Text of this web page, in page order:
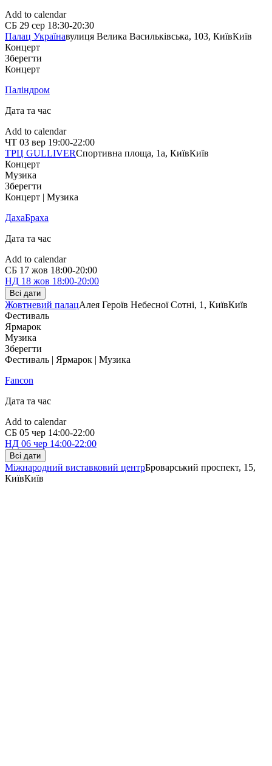
Add to calendar
СБ 29 сер 18:30-20:30
Палац Українавулиця Велика Васильківська, 103, КиївКиїв
Концерт
Зберегти
Концерт
Паліндром
Дата та час
Add to calendar
ЧТ 03 вер 19:00-22:00
ТРЦ GULLIVERСпортивна площа, 1a, КиївКиїв
Концерт
Музика
Зберегти
Концерт | Музика
ДахаБраха
Дата та час
Add to calendar
СБ 17 жов 18:00-20:00
НД 18 жов 18:00-20:00
Всі дати
Жовтневий палацАлея Героїв Небесної Сотні, 1, КиївКиїв
Фестиваль
Ярмарок
Музика
Зберегти
Фестиваль | Ярмарок | Музика
Fancon
Дата та час
Add to calendar
СБ 05 чер 14:00-22:00
НД 06 чер 14:00-22:00
Всі дати
Міжнародний виставковий центрБроварський проспект, 15,
КиївКиїв